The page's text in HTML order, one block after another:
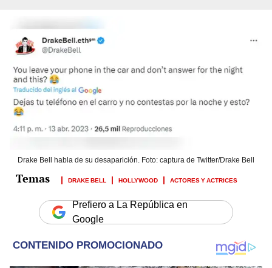
Drake Bell habla de su desaparición. Foto: captura de Twitter/Drake Bell
DRAKE BELL HOLLYWOOD ACTORES Y ACTRICES
Prefiero a La República en
Google